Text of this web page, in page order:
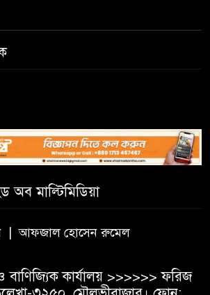
জুড়ীতে চা শ্রমিকদের এক দফা
১০ আগস্ট
সরকারি টিচার্স ট্রেনিং কলেজে
সাহিত্য ও সাংস্কৃতিক সপ্তাহের
বড়লেখায় দক্ষিণভাগ এনসিএম উচ্চ
উদযাপন
অব মাল্টিমিডিয়া
| আফজাল হোসেন রুমেল
বাণিজ্যিক কার্যালয় >>>>>> ফরিজ